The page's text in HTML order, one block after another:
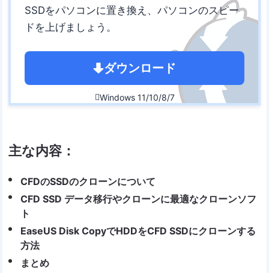
SSDをパソコンに置き換え、パソコンのスピー
ドを上げましょう。
ダウンロード
Windows 11/10/8/7
主な内容：
CFDのSSDのクローンについて
CFD SSD データ移行やクローンに最適なクローンソフ
ト
EaseUS Disk CopyでHDDをCFD SSDにクローンする
方法
まとめ